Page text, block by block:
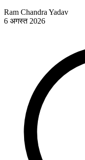
Ram Chandra Yadav
6 अगस्त 2026